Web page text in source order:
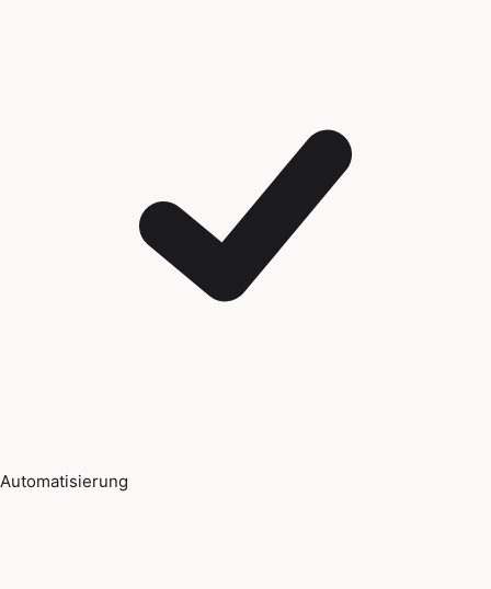
Automatisierung